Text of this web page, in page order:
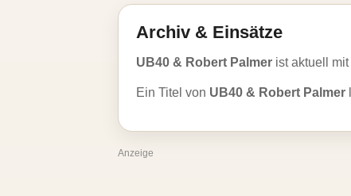
Archiv & Einsätze
UB40 & Robert Palmer ist aktuell mit
Ein Titel von UB40 & Robert Palmer
Anzeige